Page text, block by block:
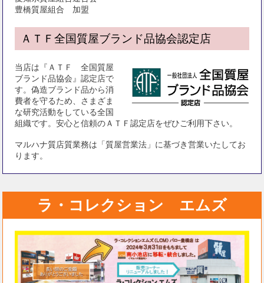
豊橋質屋組合 加盟
ＡＴＦ全国質屋ブランド品協会認定店
当店は『ＡＴＦ 全国質屋
ブランド品協会』認定店で
す。偽造ブランド品から消
費者を守るため、さまざま
な研究活動をしている全国
組織です。安心と信頼のＡＴＦ認定店をぜひご利用下さい。
マルハナ質店質業務は「質屋営業法」に基づき営業いたしてお
ります。
ラ・コレクション エムズ